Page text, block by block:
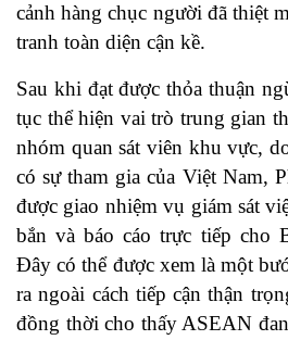
cảnh hàng chục người đã thiệt
tranh toàn diện cận kề.
Sau khi đạt được thỏa thuận
tục thể hiện vai trò trung gian
nhóm quan sát viên khu vực,
có sự tham gia của Việt Nam,
được giao nhiệm vụ giám sát
bắn và báo cáo trực tiếp cho
Đây có thể được xem là một
ra ngoài cách tiếp cận thận
đồng thời cho thấy ASEAN